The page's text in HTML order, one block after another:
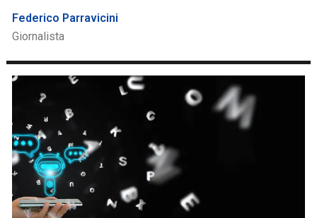
Federico Parravicini
Giornalista